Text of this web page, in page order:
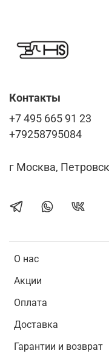
О нас
Акции
Оплата
Доставка
Гарантии и возврат
Контакты
+7 495 665 91 23
+79258795084
г Москва,